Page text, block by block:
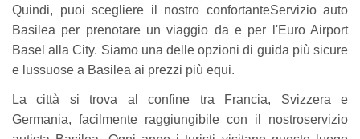
Quindi, puoi scegliere il nostro confortanteServizio auto
Basilea per prenotare un viaggio da e per l'Euro Airport
Basel alla City. Siamo una delle opzioni di guida più sicure
e lussuose a Basilea ai prezzi più equi.
La città si trova al confine tra Francia, Svizzera e
Germania, facilmente raggiungibile con il nostroservizio